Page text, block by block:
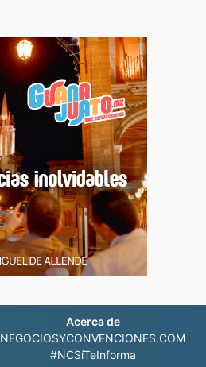
Acerca de
NEGOCIOSYCONVENCIONES.COM
#NCSíTeInforma